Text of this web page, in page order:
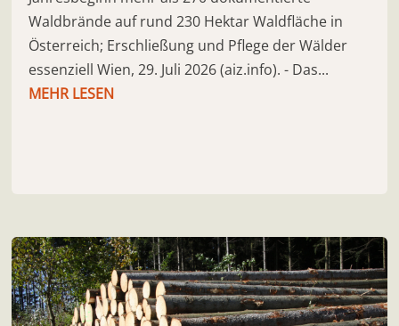
Waldbrände auf rund 230 Hektar Waldfläche in
Österreich; Erschließung und Pflege der Wälder
essenziell Wien, 29. Juli 2026 (aiz.info). - Das...
MEHR LESEN